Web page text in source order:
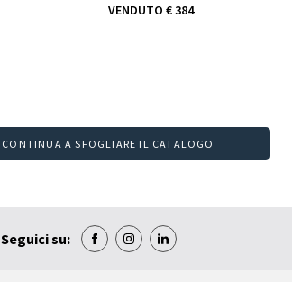
VENDUTO € 384
CONTINUA A SFOGLIARE IL CATALOGO
Seguici su: